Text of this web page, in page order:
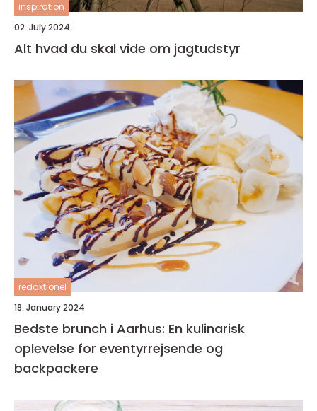
inspiration
02. July 2024
Alt hvad du skal vide om jagtudstyr
redaktionel
18. January 2024
Bedste brunch i Aarhus: En kulinarisk
oplevelse for eventyrrejsende og
backpackere